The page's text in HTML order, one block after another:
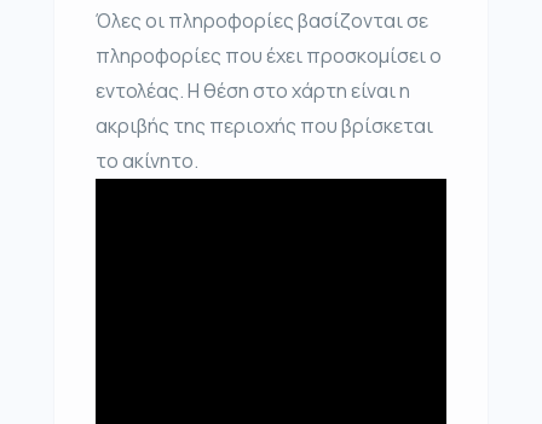
Όλες οι πληροφορίες βασίζονται σε
πληροφορίες που έχει προσκομίσει ο
εντολέας. Η θέση στο χάρτη είναι η
ακριβής της περιοχής που βρίσκεται
το ακίνητο.